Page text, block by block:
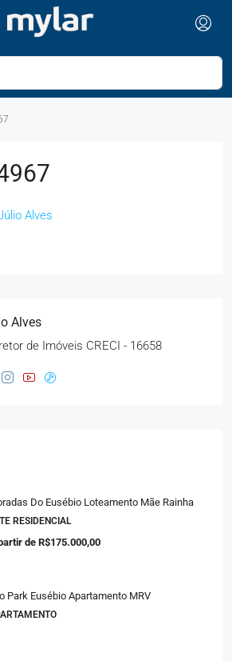
Alves
Alves
de Imóveis CRECI - 16658
Do Eusébio Loteamento Mãe Rainha
RESIDENCIAL
deR$175.000,00
Park Eusébio Apartamento MRV